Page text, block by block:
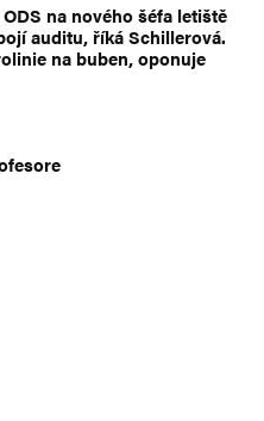
na nového šéfa letiště
auditu, říká Schillerová.
na buben, oponuje